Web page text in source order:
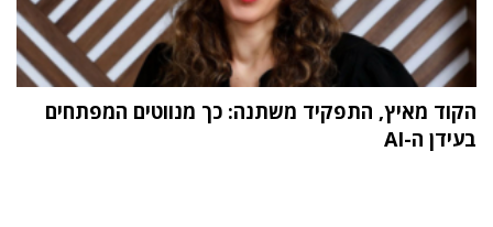
הקוד מאיץ, התפקיד משתנה: כך מנווטים המפתחים
בעידן ה-AI